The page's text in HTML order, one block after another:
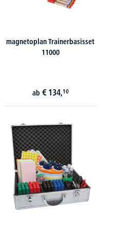
magnetoplan Trainerbasisset
11000
ab € 134,10